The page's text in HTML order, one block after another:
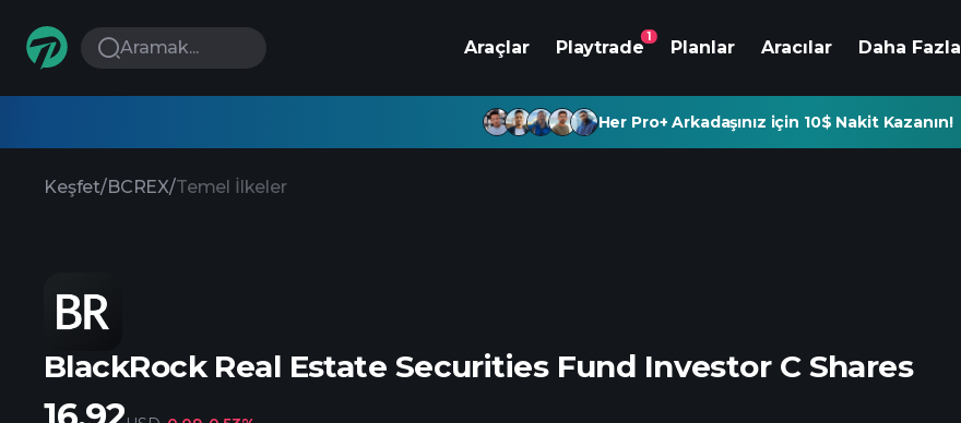
Aramak... Araçlar Playtrade
1
Planlar Aracılar Daha Fazla
Her Pro+ Arkadaşınız için 10$ Nakit Kazanın!
Keşfet/BCREX/Temel İlkeler
BlackRock Real Estate Securities Fund Investor C Shares